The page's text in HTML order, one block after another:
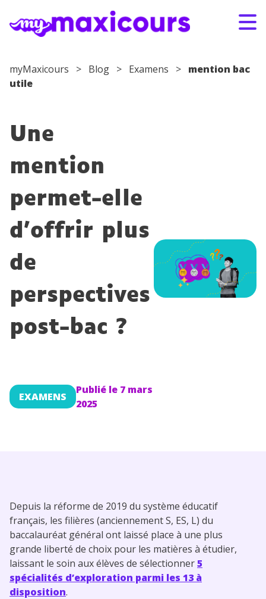
S'ABONNER
Nos offres
Qui sommes-nous ?
Conseils pour les parents
myMaxicours > Blog > Examens > mention bac
utile
Une
mention
permet-elle
d’offrir plus
de
perspectives
post-bac ?
EXAMENS
Publié le 7 mars
2025
Depuis la réforme de 2019 du système éducatif
français, les filières (anciennement S, ES, L) du
baccalauréat général ont laissé place à une plus
grande liberté de choix pour les matières à étudier,
laissant le soin aux élèves de sélectionner5
spécialités d’exploration parmi les 13 à
disposition.